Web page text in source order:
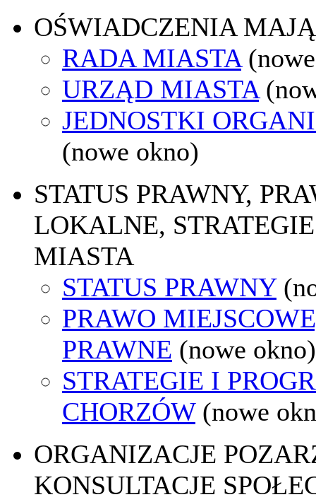
OŚWIADCZENIA
RADA MIASTA
URZĄD MIASTA
JEDNOSTKI
(nowe okno)
STATUS PRAWNY,
LOKALNE,
MIASTA
STATUS PRAWNY
PRAWO
PRAWNE (nowe okno)
STRATEGIE I
CHORZÓW (nowe
ORGANIZACJE
KONSULTACJE